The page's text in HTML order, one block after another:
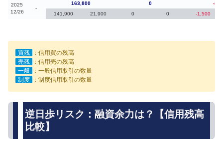
2025
12/26
-
163,800 0
-
141,900
21,900 0 0 -1,500
買残
：信用買の残高
売残
：信用売の残高
一般
：一般信用取引の数量
制度
：制度信用取引の数量
逆日歩リスク：融資余力は？【信用残高
比較】